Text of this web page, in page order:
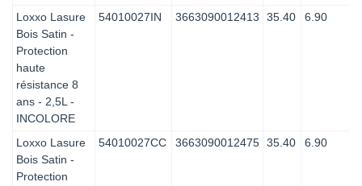
Loxxo Lasure
Bois Satin -
Protection
haute
résistance 8
ans - 2,5L -
INCOLORE
54010027IN 3663090012413 35.40 6.90
Loxxo Lasure
Bois Satin -
Protection
54010027CC 3663090012475 35.40 6.90